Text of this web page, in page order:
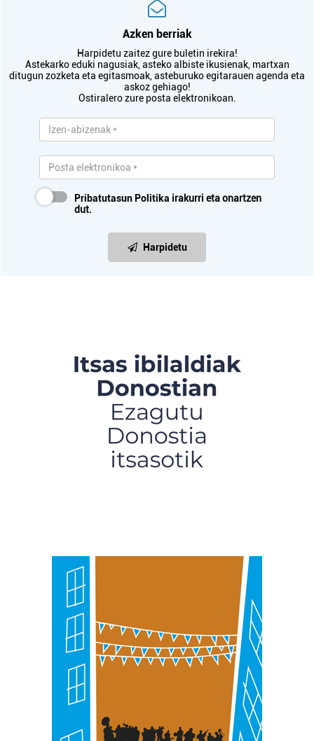
Azken berriak
Harpidetu zaitez gure buletin irekira!
Astekarko eduki nagusiak, asteko albiste ikusienak, martxan
ditugun zozketa eta egitasmoak, asteburuko egitarauen agenda eta
askoz gehiago!
Ostiralero zure posta elektronikoan.
Pribatutasun Politika irakurri eta onartzen
dut.
Harpidetu